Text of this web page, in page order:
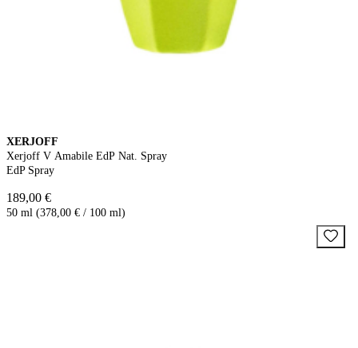
XERJOFF
Xerjoff V Amabile EdP Nat. Spray
EdP Spray
189,00 €
50 ml (378,00 € / 100 ml)